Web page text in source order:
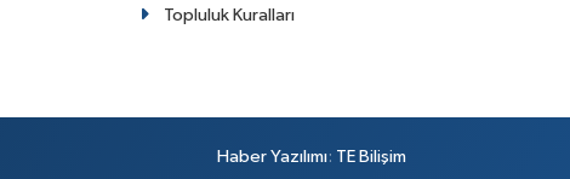
Topluluk Kuralları
Haber Yazılımı: TE Bilişim